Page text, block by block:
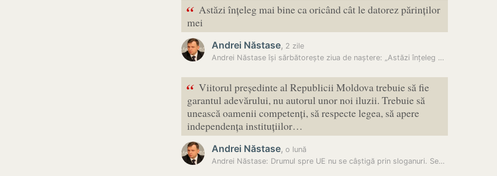
“ Astăzi înțeleg mai bine ca oricând cât le datorez părinților
mei
Andrei Năstase, 2 zile
Andrei Năstase își sărbătorește ziua de naștere: „Astăzi înțeleg mai…
“ Viitorul președinte al Republicii Moldova trebuie să fie
garantul adevărului, nu autorul unor noi iluzii. Trebuie să
unească oamenii competenți, să respecte legea, să apere
independența instituțiilor…
Andrei Năstase, o lună
Andrei Năstase: Drumul spre UE nu se câștigă prin sloganuri. Se…